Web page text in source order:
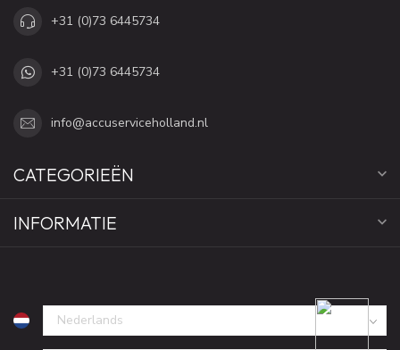
+31 (0)73 6445734
+31 (0)73 6445734
info@accuserviceholland.nl
CATEGORIEËN
INFORMATIE